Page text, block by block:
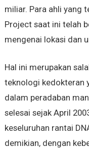
miliar. Para ahli yang
Project saat ini telah
mengenai lokasi dan
Hal ini merupakan
teknologi kedokteran
dalam peradaban
selesai sejak April
keseluruhan rantai
demikian, dengan